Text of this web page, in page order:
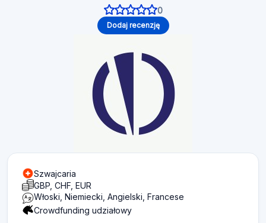
0
Dodaj recenzję
Szwajcaria
GBP, CHF, EUR
Włoski, Niemiecki, Angielski, Francese
Crowdfunding udziałowy